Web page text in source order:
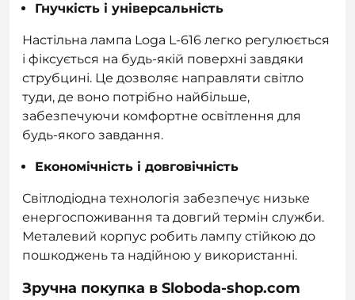
Гнучкість і універсальність
Настільна лампа Loga L-616 легко регулюється
і фіксується на будь-якій поверхні завдяки
струбцині. Це дозволяє направляти світло
туди, де воно потрібно найбільше,
забезпечуючи комфортне освітлення для
будь-якого завдання.
Економічність і довговічність
Світлодіодна технологія забезпечує низьке
енергоспоживання та довгий термін служби.
Металевий корпус робить лампу стійкою до
пошкоджень та надійною у використанні.
Зручна покупка в Sloboda-shop.com